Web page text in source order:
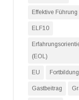
Effektive Führung
ELF10
(EOL)
EU Fortbildung
Gastbeitrag